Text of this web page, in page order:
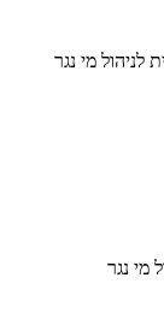
מי נגר